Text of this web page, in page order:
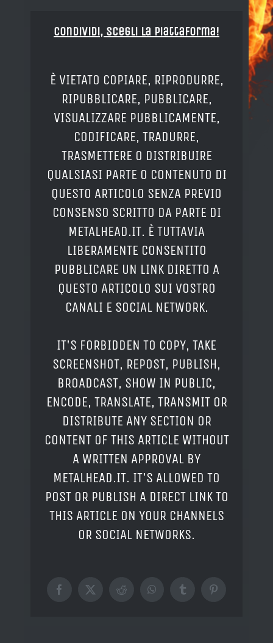
Condividi, Scegli la piattaforma!
È VIETATO COPIARE, RIPRODURRE,
RIPUBBLICARE, PUBBLICARE,
VISUALIZZARE PUBBLICAMENTE,
CODIFICARE, TRADURRE,
TRASMETTERE O DISTRIBUIRE
QUALSIASI PARTE O CONTENUTO DI
QUESTO ARTICOLO SENZA PREVIO
CONSENSO SCRITTO DA PARTE DI
METALHEAD.IT. È TUTTAVIA
LIBERAMENTE CONSENTITO
PUBBLICARE UN LINK DIRETTO A
QUESTO ARTICOLO SUI VOSTRO
CANALI E SOCIAL NETWORK.
IT'S FORBIDDEN TO COPY, TAKE
SCREENSHOT, REPOST, PUBLISH,
BROADCAST, SHOW IN PUBLIC,
ENCODE, TRANSLATE, TRANSMIT OR
DISTRIBUTE ANY SECTION OR
CONTENT OF THIS ARTICLE WITHOUT
A WRITTEN APPROVAL BY
METALHEAD.IT. IT'S ALLOWED TO
POST OR PUBLISH A DIRECT LINK TO
THIS ARTICLE ON YOUR CHANNELS
OR SOCIAL NETWORKS.
Facebook
X RedditWhatsAppTumblrPinterest